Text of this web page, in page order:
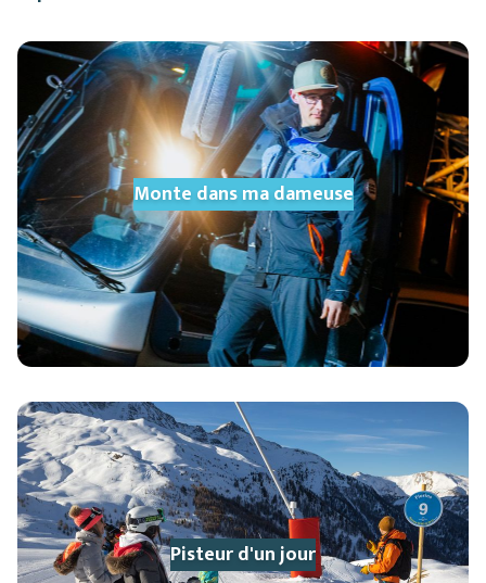
Monte dans ma dameuse
Pisteur d'un jour